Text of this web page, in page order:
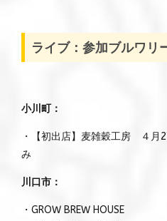
ライブ：参加ブルワリ
小川町：
・【初出店】麦雑穀工房 ４月
み
川口市：
・GROW BREW HOUSE